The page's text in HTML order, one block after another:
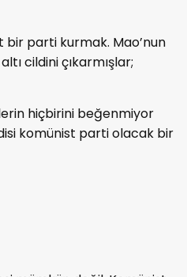
parti kurmak. Mao’nun
cildini çıkarmışlar;
hiçbirini beğenmiyor
komünist parti olacak bir